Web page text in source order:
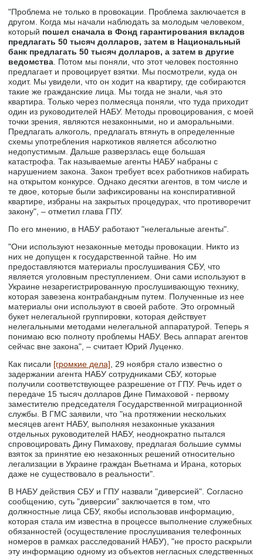
"Проблема не только в провокации. Проблема заключается в
другом. Когда мы начали наблюдать за молодым человеком,
который пошел сначала в Фонд гарантирования вкладов
предлагать 50 тысяч долларов, затем в Национальный
банк предлагать 50 тысяч долларов, а затем в другие
ведомства. Потом мы поняли, что этот человек постоянно
предлагает и провоцирует взятки. Мы посмотрели, куда он
ходит. Мы увидели, что он ходит на квартиру, где собираются
такие же гражданские лица. Мы тогда не знали, чья это
квартира. Только через полмесяца поняли, что туда приходит
один из руководителей НАБУ. Методы провоцирования, с моей
точки зрения, являются незаконными, но и аморальными.
Предлагать алкоголь, предлагать втянуть в определенные
схемы употребления наркотиков является абсолютно
недопустимым. Дальше разверзлась еще большая
катастрофа. Так называемые агенты НАБУ набраны с
нарушением закона. Закон требует всех работников набирать
на открытом конкурсе. Однако десятки агентов, в том числе и
те двое, которые были зафиксированы на конспиративной
квартире, избраны на закрытых процедурах, что противоречит
закону", – отметил глава ГПУ.
По его мнению, в НАБУ работают "нелегальные агенты".
"Они используют незаконные методы провокации. Никто из
них не допущен к государственной тайне. Но им
предоставляются материалы прослушивания СБУ, что
является уголовным преступлением. Они сами используют в
Украине незарегистрированную прослушивающую технику,
которая завезена контрабандным путем. Полученные из нее
материалы они используют в своей работе. Это огромный
букет нелегальной группировки, которая действует
нелегальными методами нелегальной аппаратурой. Теперь я
понимаю всю полноту проблемы НАБУ. Весь аппарат агентов
сейчас вне закона", – считает Юрий Луценко.
Как писали [громкие дела], 29 ноября стало известно о
задержании агента НАБУ сотрудниками СБУ, которые
получили соответствующее разрешение от ГПУ. Речь идет о
передаче 15 тысяч долларов Дине Пимаховой - первому
заместителю председателя Государственной миграционной
службы. В ГМС заявили, что "на протяжении нескольких
месяцев агент НАБУ, выполняя незаконные указания
отдельных руководителей НАБУ, неоднократно пытался
спровоцировать Дину Пимахову, предлагая большие суммы
взяток за принятие ею незаконных решений относительно
легализации в Украине граждан Вьетнама и Ирана, которых
даже не существовало в реальности".
В НАБУ действия СБУ и ГПУ назвали "диверсией". Согласно
сообщению, суть "диверсии" заключается в том, что
должностные лица СБУ, якобы использовав информацию,
которая стала им известна в процессе выполнение служебных
обязанностей (осуществление прослушивания телефонных
номеров в рамках расследований НАБУ), "не просто раскрыли
эту информацию одному из объектов негласных следственных